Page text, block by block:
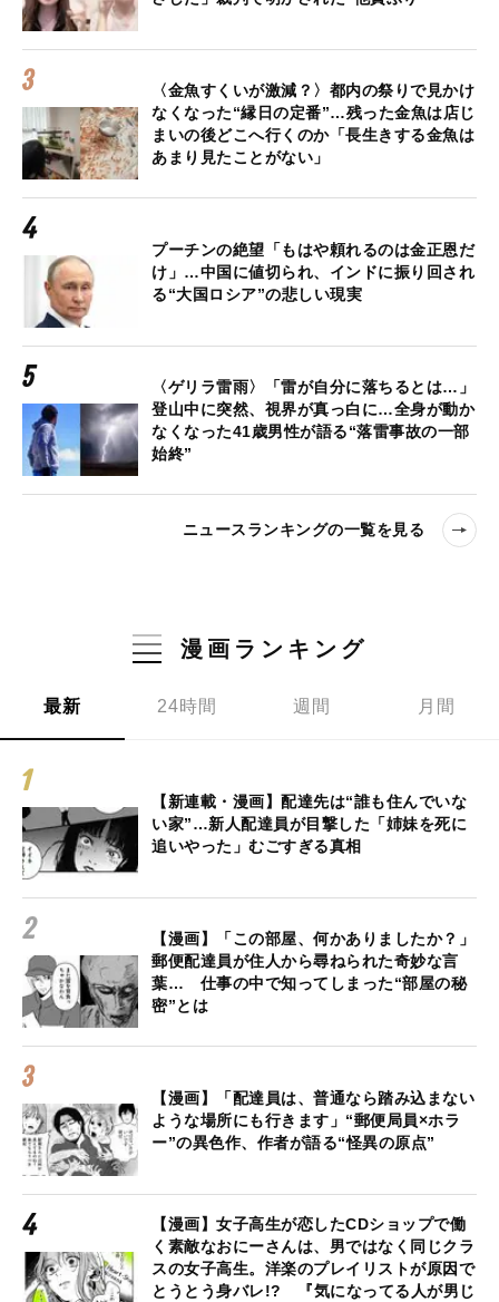
〈金魚すくいが激減？〉都内の祭りで見かけ
なくなった“縁日の定番”…残った金魚は店じ
まいの後どこへ行くのか「長生きする金魚は
あまり見たことがない」
プーチンの絶望「もはや頼れるのは金正恩だ
け」…中国に値切られ、インドに振り回され
る“大国ロシア”の悲しい現実
〈ゲリラ雷雨〉「雷が自分に落ちるとは…」
登山中に突然、視界が真っ白に…全身が動か
なくなった41歳男性が語る“落雷事故の一部
始終”
ニュースランキングの一覧を見る
漫画ランキング
最新 24時間 週間 月間
【新連載・漫画】配達先は“誰も住んでいな
い家”…新人配達員が目撃した「姉妹を死に
追いやった」むごすぎる真相
【漫画】「この部屋、何かありましたか？」
郵便配達員が住人から尋ねられた奇妙な言
葉… 仕事の中で知ってしまった“部屋の秘
密”とは
【漫画】「配達員は、普通なら踏み込まない
ような場所にも行きます」“郵便局員×ホラ
ー”の異色作、作者が語る“怪異の原点”
【漫画】女子高生が恋したCDショップで働
く素敵なおにーさんは、男ではなく同じクラ
スの女子高生。洋楽のプレイリストが原因で
とうとう身バレ!? 『気になってる人が男じ